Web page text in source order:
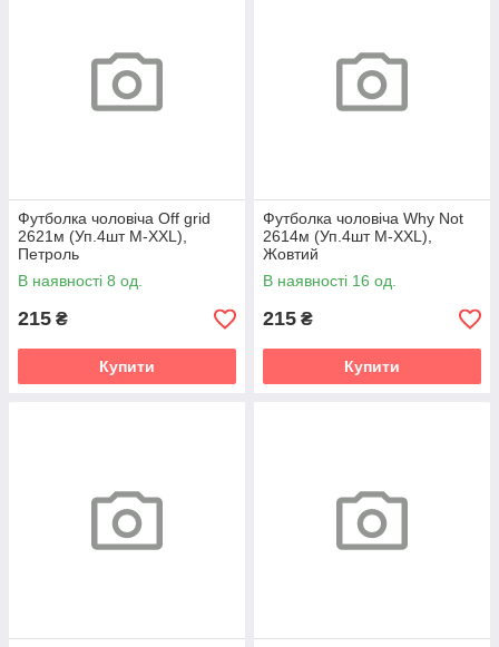
Футболка чоловіча Off grid
2621м (Уп.4шт M-XXL),
Петроль
В наявності 8 од.
215 ₴
Купити
Футболка чоловіча Why Not
2614м (Уп.4шт M-XXL),
Жовтий
В наявності 16 од.
215 ₴
Купити